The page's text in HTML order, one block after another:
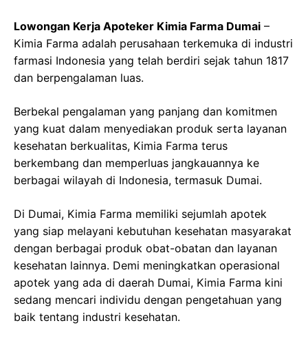
Lowongan Kerja Apoteker Kimia Farma Dumai –
Kimia Farma adalah perusahaan terkemuka di industri
farmasi Indonesia yang telah berdiri sejak tahun 1817
dan berpengalaman luas.
Berbekal pengalaman yang panjang dan komitmen
yang kuat dalam menyediakan produk serta layanan
kesehatan berkualitas, Kimia Farma terus
berkembang dan memperluas jangkauannya ke
berbagai wilayah di Indonesia, termasuk Dumai.
Di Dumai, Kimia Farma memiliki sejumlah apotek
yang siap melayani kebutuhan kesehatan masyarakat
dengan berbagai produk obat-obatan dan layanan
kesehatan lainnya. Demi meningkatkan operasional
apotek yang ada di daerah Dumai, Kimia Farma kini
sedang mencari individu dengan pengetahuan yang
baik tentang industri kesehatan.